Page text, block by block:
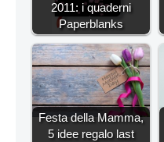
2011: i quaderni
Paperblanks
Festa della Mamma,
5 idee regalo last